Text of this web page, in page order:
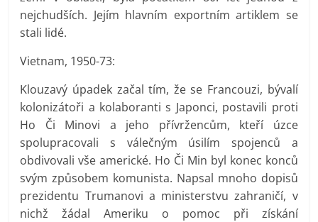
nejchudších. Jejím hlavním exportním artiklem se
stali lidé.
Vietnam, 1950-73:
Klouzavý úpadek začal tím, že se Francouzi, bývalí
kolonizátoři a kolaboranti s Japonci, postavili proti
Ho Či Minovi a jeho přívržencům, kteří úzce
spolupracovali s válečným úsilím spojenců a
obdivovali vše americké. Ho Či Min byl konec konců
svým způsobem komunista. Napsal mnoho dopisů
prezidentu Trumanovi a ministerstvu zahraničí, v
nichž žádal Ameriku o pomoc při získání